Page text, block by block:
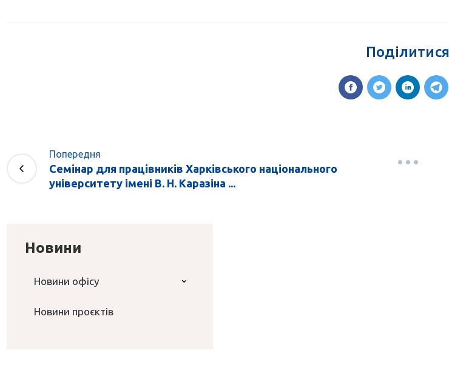
Поділитися
Попередня
Семінар для працівників Харківського національного
університету імені В. Н. Каразіна ...
Новини
Новини офісу
Новини проєктів